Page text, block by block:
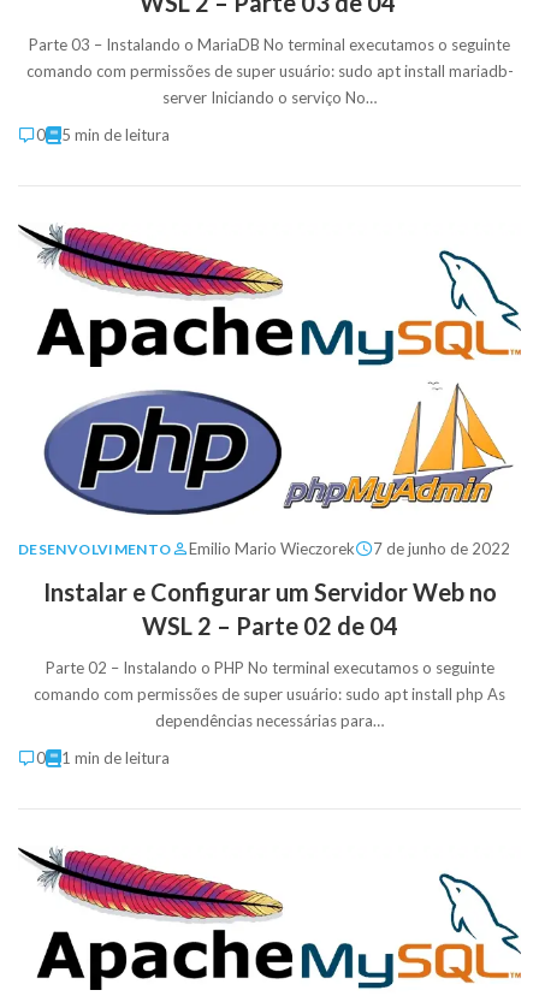
Parte 03 – Instalando o MariaDB No terminal executamos o seguinte
comando com permissões de super usuário: sudo apt install mariadb-
server Iniciando o serviço No…
0
5 min de leitura
DESENVOLVIMENTO Emilio Mario Wieczorek 7 de junho de 2022
Instalar e Configurar um Servidor Web no
WSL 2 – Parte 02 de 04
Parte 02 – Instalando o PHP No terminal executamos o seguinte
comando com permissões de super usuário: sudo apt install php As
dependências necessárias para…
0
1 min de leitura